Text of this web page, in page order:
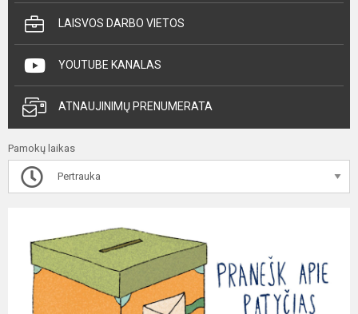
LAISVOS DARBO VIETOS
YOUTUBE KANALAS
ATNAUJINIMŲ PRENUMERATA
Pamokų laikas
Pertrauka